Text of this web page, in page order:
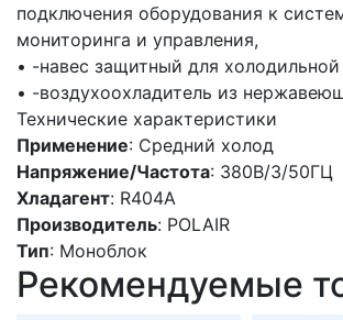
подключения оборудования к
мониторинга и управления,
• -навес защитный для
• -воздухоохладитель из
Технические характеристики
Применение: Средний холод
Напряжение/Частота: 380В/3/50ГЦ
Хладагент: R404A
Производитель: POLAIR
Тип: Моноблок
Рекомендуемые